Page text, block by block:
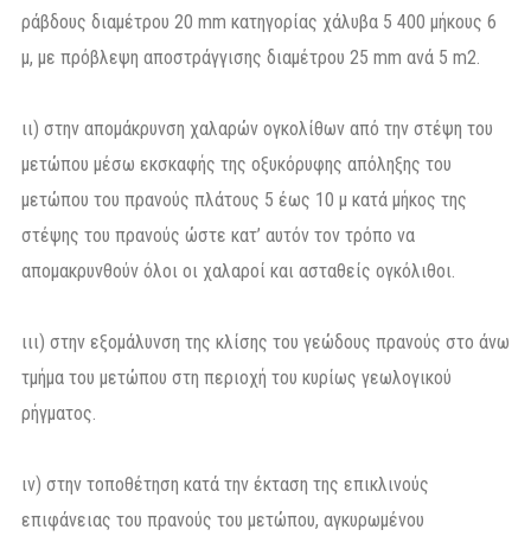
ράβδους διαμέτρου 20 mm κατηγορίας χάλυβα 5 400 μήκους 6
μ, με πρόβλεψη αποστράγγισης διαμέτρου 25 mm ανά 5 m2.
ιι) στην απομάκρυνση χαλαρών ογκολίθων από την στέψη του
μετώπου μέσω εκσκαφής της οξυκόρυφης απόληξης του
μετώπου του πρανούς πλάτους 5 έως 10 μ κατά μήκος της
στέψης του πρανούς ώστε κατ’ αυτόν τον τρόπο να
απομακρυνθούν όλοι οι χαλαροί και ασταθείς ογκόλιθοι.
ιιι) στην εξομάλυνση της κλίσης του γεώδους πρανούς στο άνω
τμήμα του μετώπου στη περιοχή του κυρίως γεωλογικού
ρήγματος.
ιν) στην τοποθέτηση κατά την έκταση της επικλινούς
επιφάνειας του πρανούς του μετώπου, αγκυρωμένου